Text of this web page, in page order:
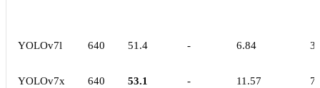
YOLOv7l 640 51.4 - 6.84
YOLOv7x 640 53.1 - 11.57